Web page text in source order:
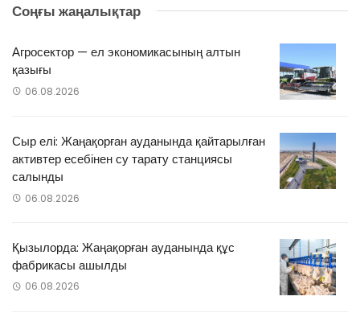
Соңғы жаңалықтар
Агросектор — ел экономикасының алтын
қазығы
06.08.2026
Сыр елі: Жаңақорған ауданында қайтарылған
активтер есебінен су тарату станциясы
салынды
06.08.2026
Қызылорда: Жаңақорған ауданында құс
фабрикасы ашылды
06.08.2026